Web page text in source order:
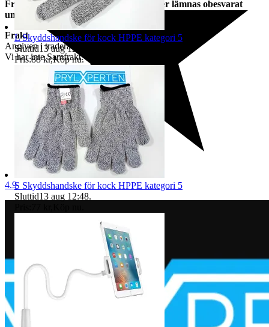
Frågor om vi har skickat varan kommer lämnas obesvarat
under leveranstid.
Frakt
Angiven i tradera annonsen
Vi har inte Samfrakt.
4.9
L Skyddshandske för kock HPPE kategori 5
Sluttid13 aug 12:47
Pris:88 kr,Köp nu.
S Skyddshandske för kock HPPE kategori 5
Sluttid13 aug 12:48.